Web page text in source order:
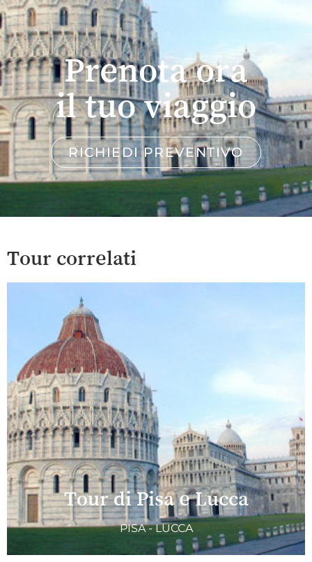
Prenota ora
il tuo viaggio
RICHIEDI PREVENTIVO
Tour correlati
Tour di Pisa e Lucca
PISA - LUCCA